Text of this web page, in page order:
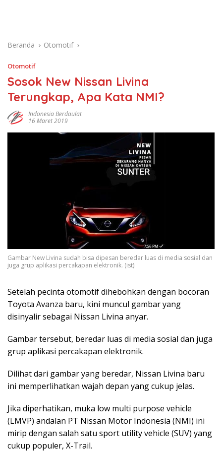
Beranda Otomotif
Otomotif
Sosok New Nissan Livina
Terungkap, Apa Kata NMI?
Indonesia Berdaulat
16 Maret 2019
Gambar New Livina sudah bisa dipesan beredar luas di media sosial dan
juga grup aplikasi percakapan elektronik. (ist)
Setelah pecinta otomotif dihebohkan dengan bocoran
Toyota Avanza baru, kini muncul gambar yang
disinyalir sebagai Nissan Livina anyar.
Gambar tersebut, beredar luas di media sosial dan juga
grup aplikasi percakapan elektronik.
Dilihat dari gambar yang beredar, Nissan Livina baru
ini memperlihatkan wajah depan yang cukup jelas.
Jika diperhatikan, muka low multi purpose vehicle
(LMVP) andalan PT Nissan Motor Indonesia (NMI) ini
mirip dengan salah satu sport utility vehicle (SUV) yang
cukup populer, X-Trail.